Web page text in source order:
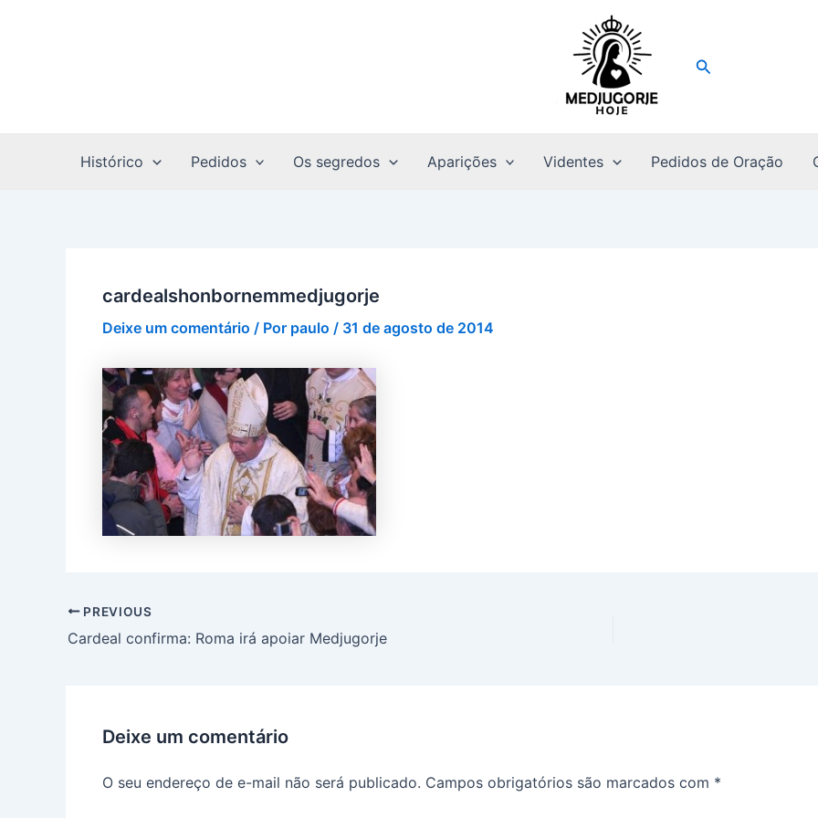
Pesquisar
Histórico Pedidos Os segredos Aparições Videntes Pedidos de Oração
cardealshonbornemmedjugorje
Deixe um comentário / Por paulo / 31 de agosto de 2014
PREVIOUS
Cardeal confirma: Roma irá apoiar Medjugorje
Deixe um comentário
O seu endereço de e-mail não será publicado. Campos obrigatórios são marcados com *